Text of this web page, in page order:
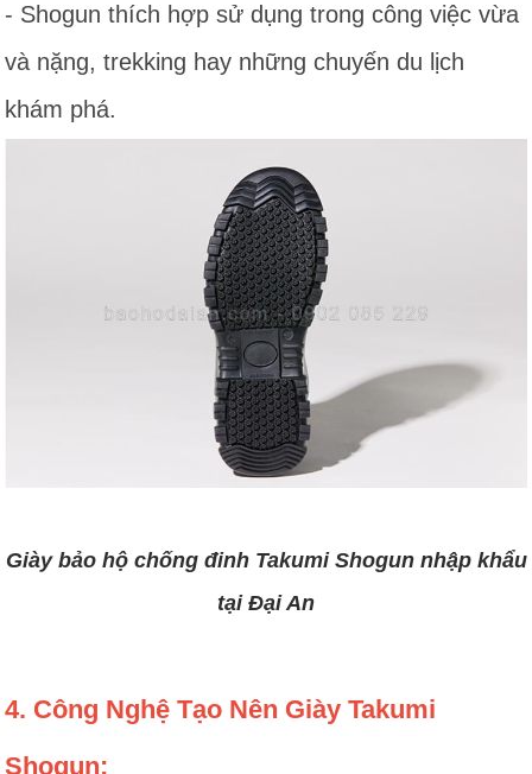
- Shogun thích hợp sử dụng trong công việc vừa
và nặng, trekking hay những chuyến du lịch
khám phá.
Giày bảo hộ chống đinh Takumi Shogun nhập khẩu
tại Đại An
4. Công Nghệ Tạo Nên Giày Takumi
Shogun: